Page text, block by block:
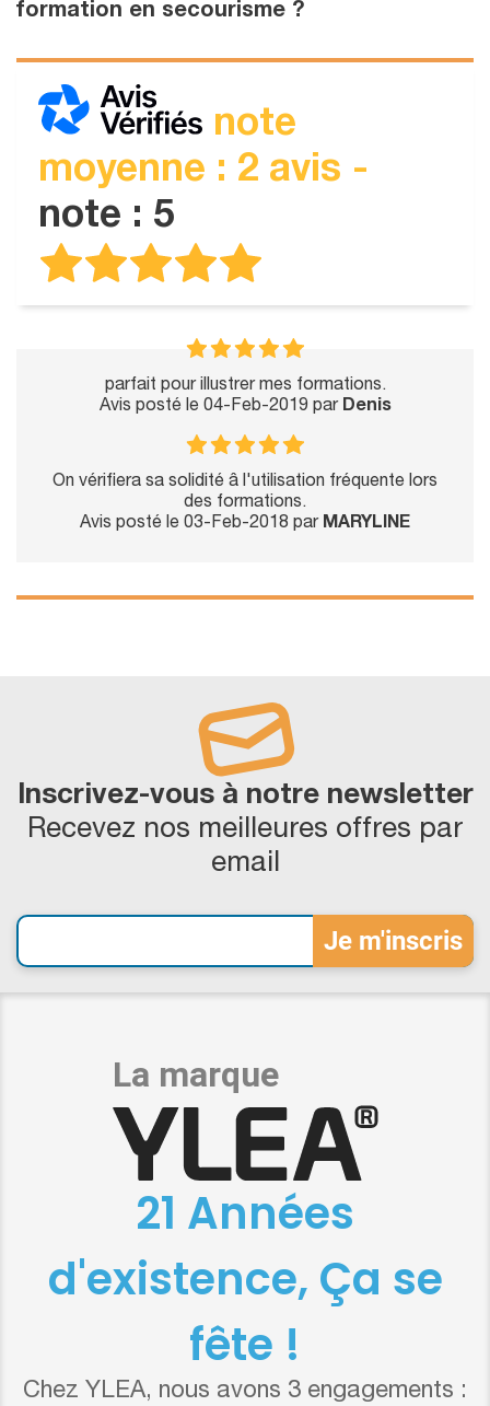
formation en secourisme ?
note
moyenne : 2 avis -
note : 5
parfait pour illustrer mes formations.
Avis posté le 04-Feb-2019 par Denis
On vérifiera sa solidité â l'utilisation fréquente lors
des formations.
Avis posté le 03-Feb-2018 par MARYLINE
Inscrivez-vous à notre newsletter
Recevez nos meilleures offres par
email
21 Années
d'existence, Ça se
fête !
Chez YLEA, nous avons 3 engagements :